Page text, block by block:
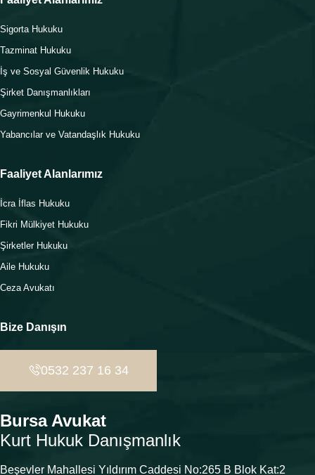
Sigorta Hukuku
Tazminat Hukuku
İş ve Sosyal Güvenlik Hukuku
Şirket Danışmanlıkları
Gayrimenkul Hukuku
Yabancılar ve Vatandaşlık Hukuku
Faaliyet Alanlarımız
İcra İflas Hukuku
Fikri Mülkiyet Hukuku
Şirketler Hukuku
Aile Hukuku
Ceza Avukatı
Bize Danışın
0532 237 16 34
Bursa Avukat
Kurt Hukuk Danışmanlık
Beşevler Mahallesi Yıldırım Caddesi No:265 B Blok Kat:2